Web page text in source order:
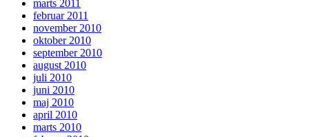
marts 2011
februar 2011
november 2010
oktober 2010
september 2010
august 2010
juli 2010
juni 2010
maj 2010
april 2010
marts 2010